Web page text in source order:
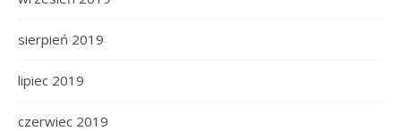
sierpień 2019
lipiec 2019
czerwiec 2019